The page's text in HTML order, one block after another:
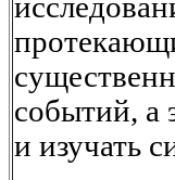
событий, а
и изучать